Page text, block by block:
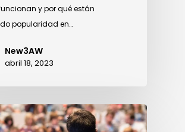
y por qué están
popularidad en…
New3AW
abril 18, 2023